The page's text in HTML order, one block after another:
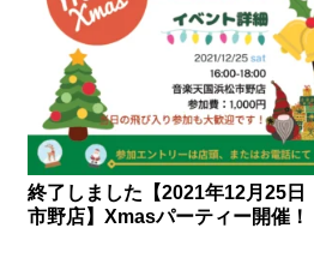
終了しました【2021年12月25日
市野店】Xmasパーティー開催！